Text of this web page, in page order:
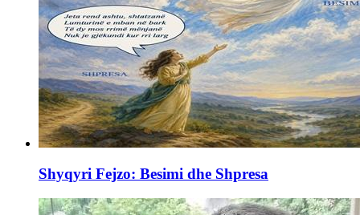
Shyqyri Fejzo: Besimi dhe Shpresa